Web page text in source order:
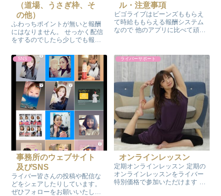
（道場、うさぎ枠、そ
の他）
ふわっちポイントが無いと報酬
にはなりません。 せっかく配信
をするのでしたら少しでも報酬
が貰えるように工夫して配信し
てみましょう！ ふわっちは有料
アイテムを貰えないと配信をし
ても基本ふわっちポイントは0ポ
イントです...
ル・注意事項
ビゴライブはビーンズももらえ
て時給ももらえる報酬システム
なので 他のアプリに比べて頑張
めです。 ビーンズの換金方法 ビ
ゴアプリの機能説明 ビーンズは
換金やダイヤに替えてもプロフ
や配信...
SNS
事務所のウェブサイト
及びSNS
ライバー皆さんの投稿や配信な
どをシェアしたりしています。
ぜひフォローをお願いいたしま
ライバーサポート
オンラインレッスン
定期オンラインレッスン 定期の
オンラインレッスンをライバー
特別価格で参加いただけます ラ